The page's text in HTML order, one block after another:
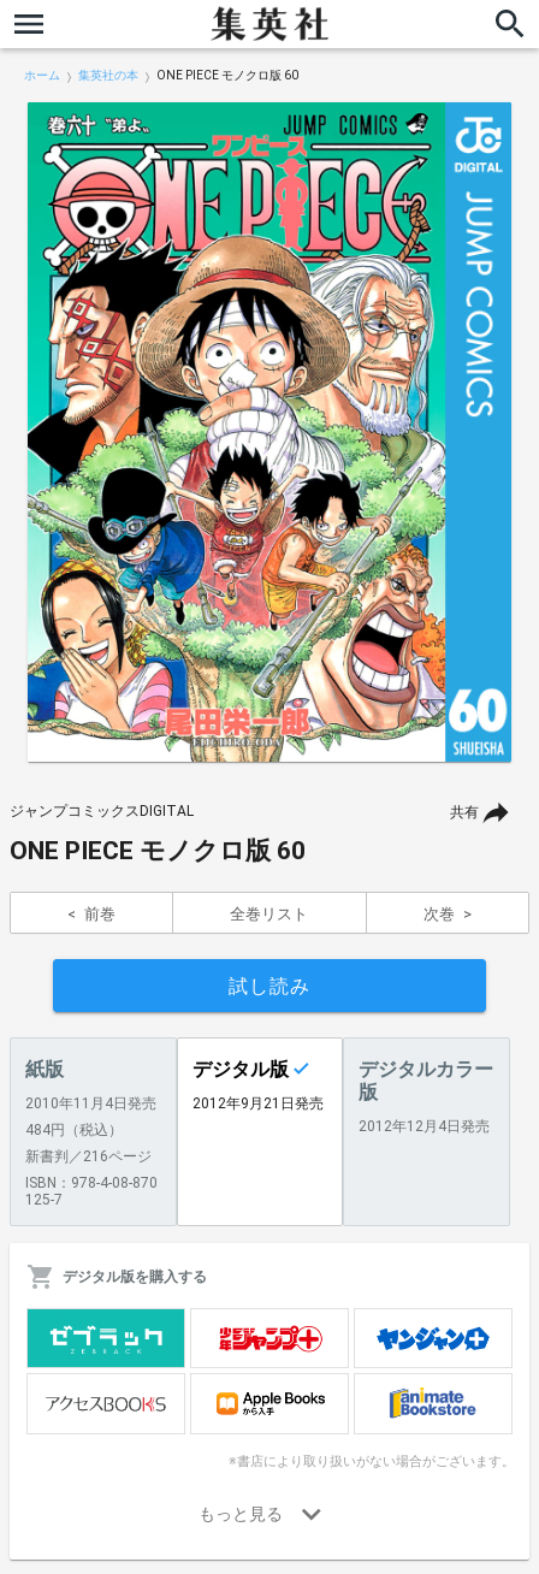
ホーム 集英社の本 ONE PIECE モノクロ版 60
共有
ジャンプコミックスDIGITAL
ONE PIECE モノクロ版 60
前巻 全巻リスト 次巻
試し読み
紙版
2010年11月4日発売
484円（税込）
新書判／216ページ
ISBN：978-4-08-870
125-7
デジタル版
2012年9月21日発売
デジタルカラー
版
2012年12月4日発売
デジタル版を購入する
※書店により取り扱いがない場合がございます。